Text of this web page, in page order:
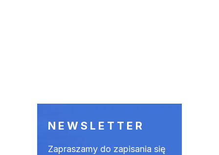
NEWSLETTER
Zapraszamy do zapisania się